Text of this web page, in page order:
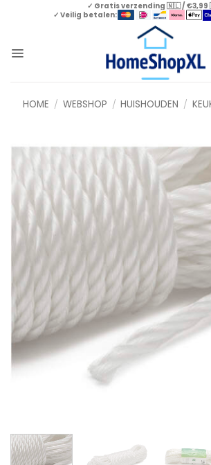
✓ Gratis verzending 🇳🇱 /
✓ Veilig betalen:
HOME / WEBSHOP / HUISHOUDEN /